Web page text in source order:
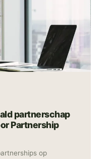
partnerschap
Partnership
op